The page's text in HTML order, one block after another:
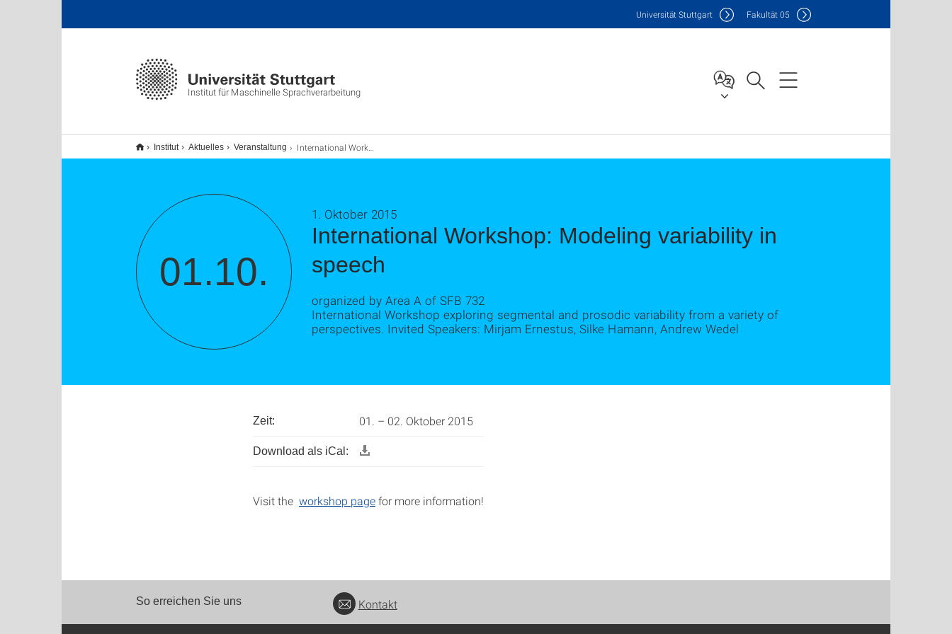
Institut für Maschinelle Sprachverarbeitung
Universität Stuttgart Fakultät05
Institut Aktuelles Veranstaltung International Workshop: Modeling variability in speech
01.10.
International Workshop: Modeling variability in
speech
1. Oktober 2015
organized by Area A of SFB 732
International Workshop exploring segmental and prosodic variability from a variety of
perspectives. Invited Speakers: Mirjam Ernestus, Silke Hamann, Andrew Wedel
Zeit: 01. – 02. Oktober 2015
Download als iCal:
Visit the workshop pagefor more information!
So erreichen Sie uns Kontakt